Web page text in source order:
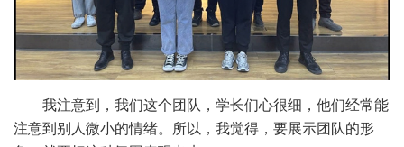
我注意到，我们这个团队，学长们心很细，他们经常能
注意到别人微小的情绪。所以，我觉得，要展示团队的形